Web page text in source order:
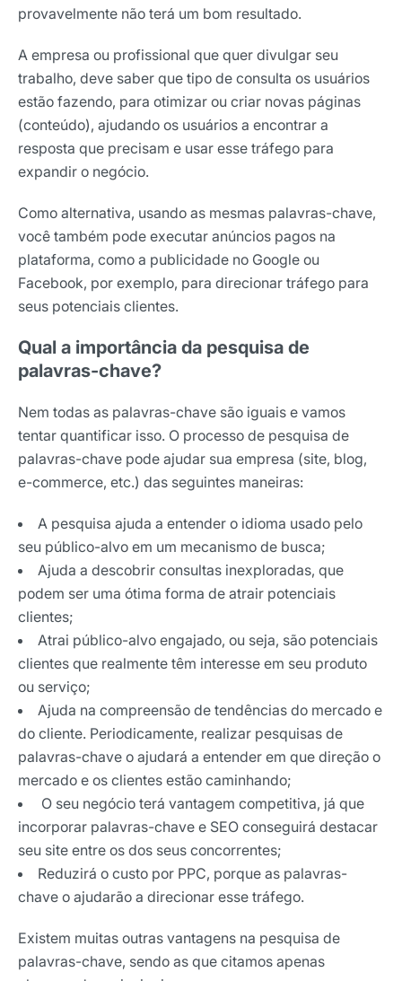
provavelmente não terá um bom resultado.
A empresa ou profissional que quer divulgar seu
trabalho, deve saber que tipo de consulta os usuários
estão fazendo, para otimizar ou criar novas páginas
(conteúdo), ajudando os usuários a encontrar a
resposta que precisam e usar esse tráfego para
expandir o negócio.
Como alternativa, usando as mesmas palavras-chave,
você também pode executar anúncios pagos na
plataforma, como a publicidade no Google ou
Facebook, por exemplo, para direcionar tráfego para
seus potenciais clientes.
Qual a importância da pesquisa de
palavras-chave?
Nem todas as palavras-chave são iguais e vamos
tentar quantificar isso. O processo de pesquisa de
palavras-chave pode ajudar sua empresa (site, blog,
e-commerce, etc.) das seguintes maneiras:
A pesquisa ajuda a entender o idioma usado pelo
seu público-alvo em um mecanismo de busca;
Ajuda a descobrir consultas inexploradas, que
podem ser uma ótima forma de atrair potenciais
clientes;
Atrai público-alvo engajado, ou seja, são potenciais
clientes que realmente têm interesse em seu produto
ou serviço;
Ajuda na compreensão de tendências do mercado e
do cliente. Periodicamente, realizar pesquisas de
palavras-chave o ajudará a entender em que direção o
mercado e os clientes estão caminhando;
O seu negócio terá vantagem competitiva, já que
incorporar palavras-chave e SEO conseguirá destacar
seu site entre os dos seus concorrentes;
Reduzirá o custo por PPC, porque as palavras-
chave o ajudarão a direcionar esse tráfego.
Existem muitas outras vantagens na pesquisa de
palavras-chave, sendo as que citamos apenas